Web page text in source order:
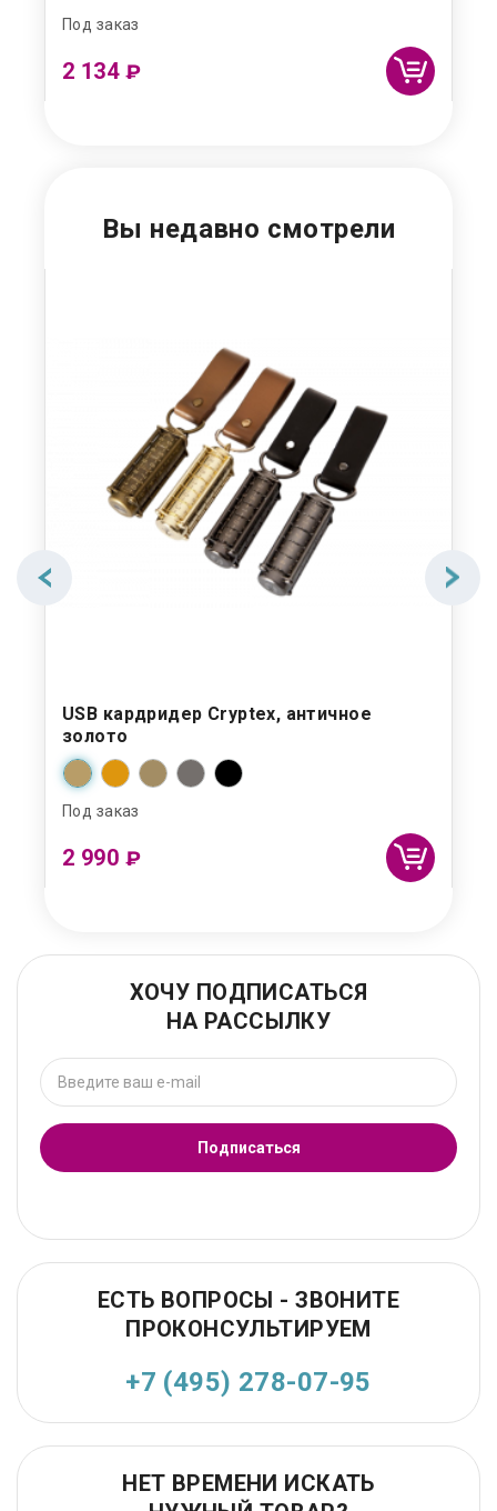
Под заказ
2 134 ₽
Вы недавно смотрели
USB кардридер Cryptex, античное
золото
Под заказ
2 990 ₽
ХОЧУ ПОДПИСАТЬСЯ
НА РАССЫЛКУ
Подписаться
ЕСТЬ ВОПРОСЫ - ЗВОНИТЕ
ПРОКОНСУЛЬТИРУЕМ
+7 (495) 278-07-95
НЕТ ВРЕМЕНИ ИСКАТЬ